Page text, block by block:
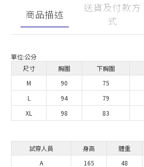
商品描述
送貨及付款方
式
單位:公分
尺寸
胸圍 下胸圍
M
90 75
L
94 79
XL
98 83
試穿人員 身高 體重
A
165 48